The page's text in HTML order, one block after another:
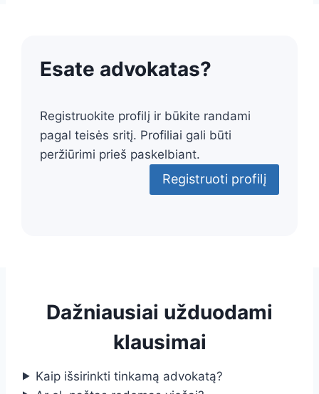
Esate advokatas?
Registruokite profilį ir būkite randami
pagal teisės sritį. Profiliai gali būti
peržiūrimi prieš paskelbiant.
Registruoti profilį
Dažniausiai užduodami
klausimai
Kaip išsirinkti tinkamą advokatą?